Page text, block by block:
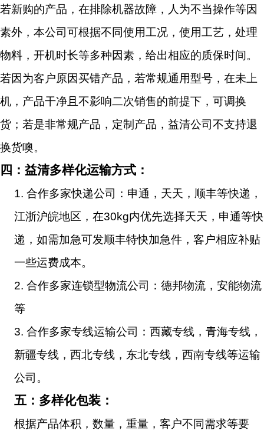
若新购的产品，在排除机器故障，人为不当操作等因
素外，本公司可根据不同使用工况，使用工艺，处理
物料，开机时长等多种因素，给出相应的质保时间。
若因为客户原因买错产品，若常规通用型号，在未上
机，产品干净且不影响二次销售的前提下，可调换
货；若是非常规产品，定制产品，益清公司不支持退
换货噢。
四：益清多样化运输方式：
1. 合作多家快递公司：申通，天天，顺丰等快递，
江浙沪皖地区，在30kg内优先选择天天，申通等快
递，如需加急可发顺丰特快加急件，客户相应补贴
一些运费成本。
2. 合作多家连锁型物流公司：德邦物流，安能物流
等
3. 合作多家专线运输公司：西藏专线，青海专线，
新疆专线，西北专线，东北专线，西南专线等运输
公司。
五：多样化包装：
根据产品体积，数量，重量，客户不同需求等要